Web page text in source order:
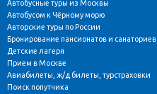
Автобусные туры из Москвы
Автобусом к Чёрному морю
Авторские туры по России
Бронирование пансионатов и санаториев
Детские лагеря
Прием в Москве
Авиабилеты, ж/д билеты, турстраховки
Поиск попутчика